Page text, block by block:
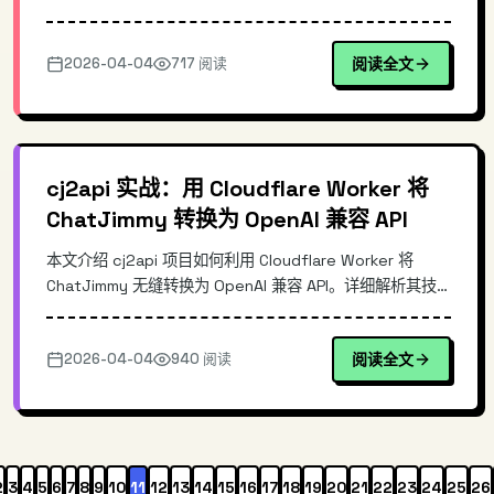
tunnel 连接，即可快速将本地服务暴露到互联网。本文深
入解析 cftunnel 的核心原理、架构设计，以及如何用它实
现零信任网络访问，适合开发者和运维人员参考。
2026-04-04 717 阅读 阅读全文
cj2api 实战：用 Cloudflare Worker 将
ChatJimmy 转换为 OpenAI 兼容 API
本文介绍 cj2api 项目如何利用 Cloudflare Worker 将
ChatJimmy 无缝转换为 OpenAI 兼容 API。详细解析其技
对于需要快速集成 ChatJimmy 能力、避免重复造轮子的开
发者而言，这个开源工具提供了开箱即用的解决方案，支持
2026-04-04 940 阅读 阅读全文
3 4 5 6 7 8 9 10 11 12 13 14 15 16 17 18 19 20 21 22 23 24 25 26